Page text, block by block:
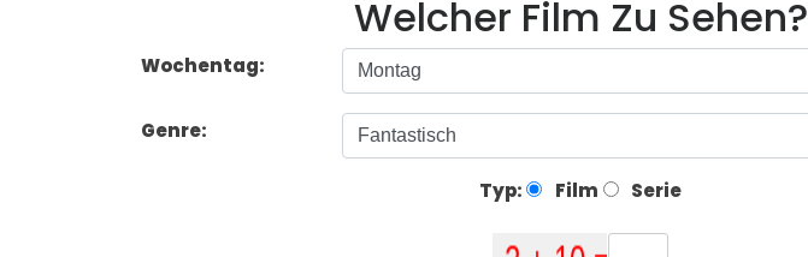
Welcher Film Zu Sehen?
Wochentag:
Genre:
Typ: Film Serie